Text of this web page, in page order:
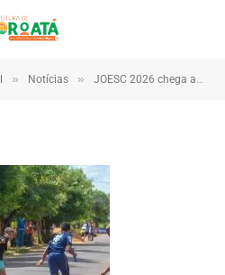
» Notícias » JOESC 2026 chega ao fim após dias de emoção, talento e espírito esportivo em Coroatá